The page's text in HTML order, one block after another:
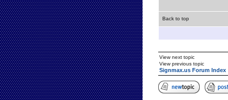
Back to top
View next topic
View previous topic
Signmax.us Forum Index